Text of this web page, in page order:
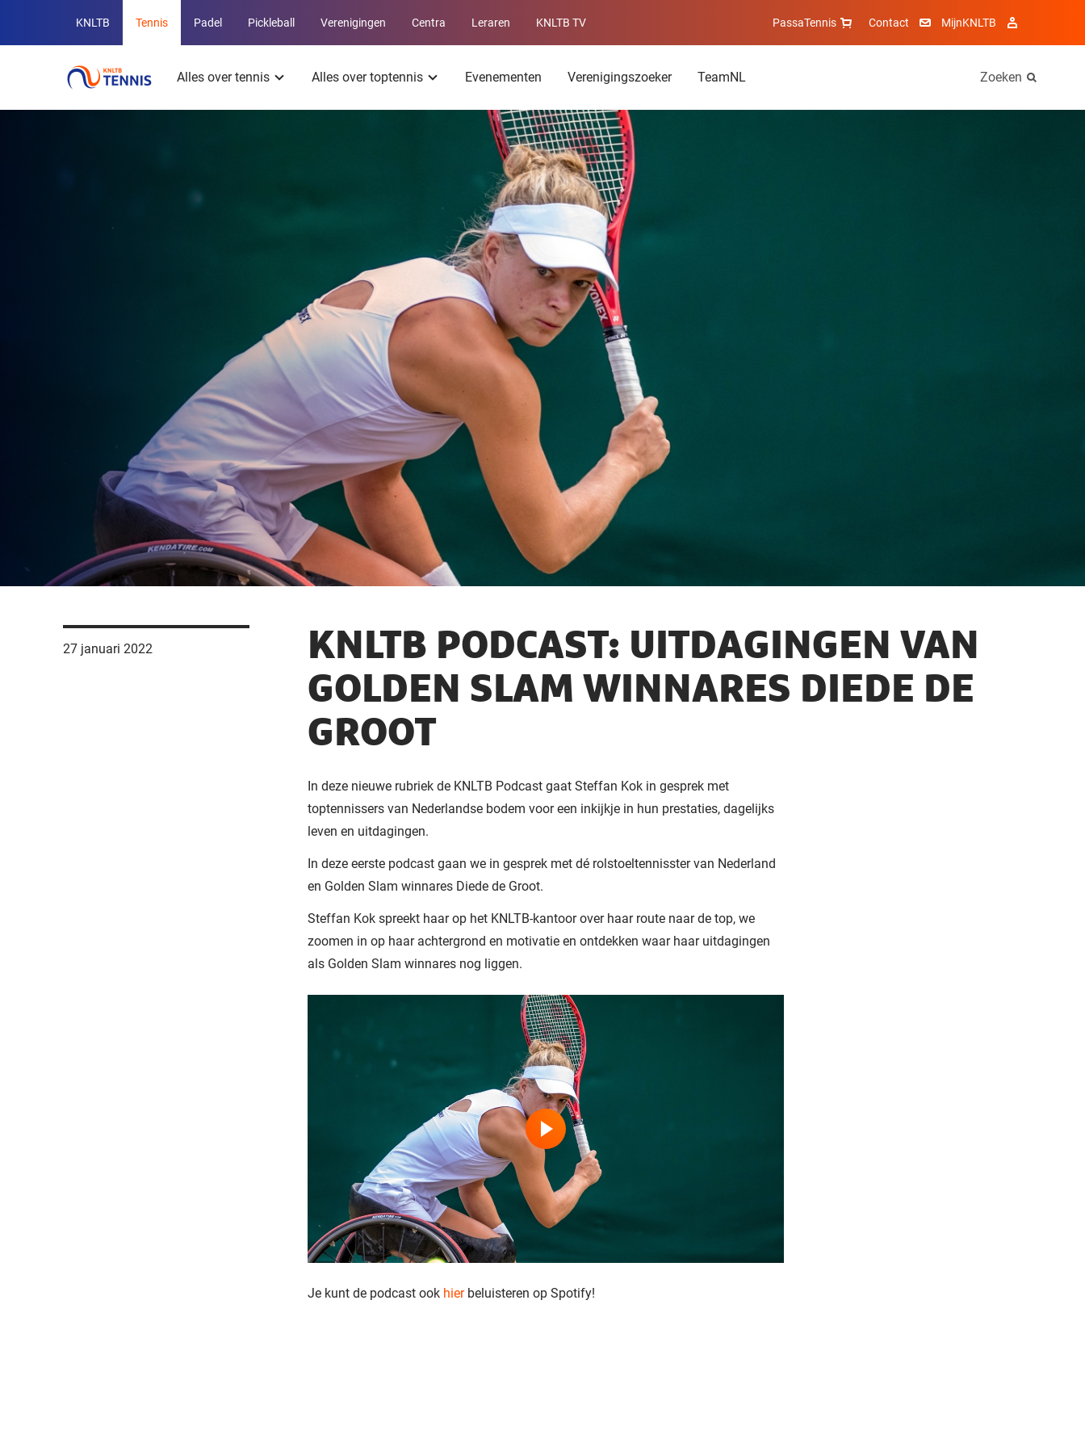
Overige
KNLTB
websites
KNLTB Tennis Padel Pickleball Verenigingen Centra Leraren KNLTB TV PassaTennis Contact MijnKNLTB
Alles over tennis Alles over toptennis Evenementen Verenigingszoeker TeamNL Zoeken
27 januari 2022
KNLTB PODCAST: UITDAGINGEN VAN
GOLDEN SLAM WINNARES DIEDE DE
GROOT
In deze nieuwe rubriek de KNLTB Podcast gaat Steffan Kok in gesprek met
toptennissers van Nederlandse bodem voor een inkijkje in hun prestaties, dagelijks
leven en uitdagingen.
In deze eerste podcast gaan we in gesprek met dé rolstoeltennisster van Nederland
en Golden Slam winnares Diede de Groot.
Steffan Kok spreekt haar op het KNLTB-kantoor over haar route naar de top, we
zoomen in op haar achtergrond en motivatie en ontdekken waar haar uitdagingen
als Golden Slam winnares nog liggen.
Je kunt de podcast ook hierbeluisteren op Spotify!